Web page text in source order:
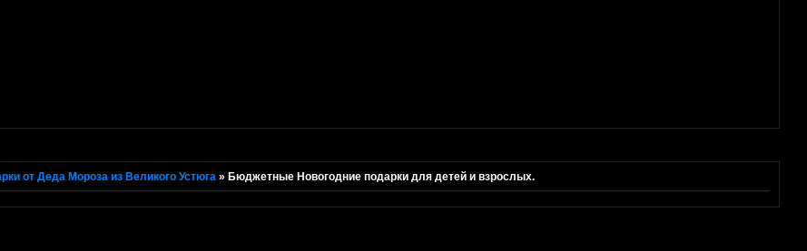
от Деда Мороза из Великого Устюга » Бюджетные Новогодние подарки для детей и взрослых.